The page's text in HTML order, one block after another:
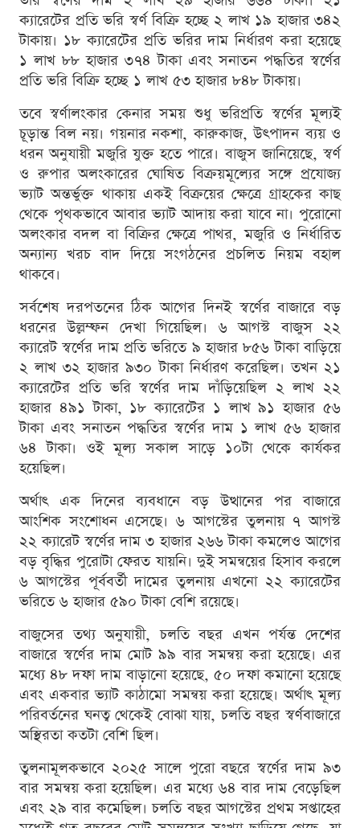
ক্যারেটের প্রতি ভরি স্বর্ণ বিক্রি হচ্ছে ২ লাখ ১৯ হাজার ৩৪২
টাকায়। ১৮ ক্যারেটের প্রতি ভরির দাম নির্ধারণ করা হয়েছে
১ লাখ ৮৮ হাজার ৩৭৪ টাকা এবং সনাতন পদ্ধতির স্বর্ণের
প্রতি ভরি বিক্রি হচ্ছে ১ লাখ ৫৩ হাজার ৮৪৮ টাকায়।
তবে স্বর্ণালংকার কেনার সময় শুধু ভরিপ্রতি স্বর্ণের মূল্যই
চূড়ান্ত বিল নয়। গয়নার নকশা, কারুকাজ, উৎপাদন ব্যয় ও
ধরন অনুযায়ী মজুরি যুক্ত হতে পারে। বাজুস জানিয়েছে, স্বর্ণ
ও রুপার অলংকারের ঘোষিত বিক্রয়মূল্যের সঙ্গে প্রযোজ্য
ভ্যাট অন্তর্ভুক্ত থাকায় একই বিক্রয়ের ক্ষেত্রে গ্রাহকের কাছ
থেকে পৃথকভাবে আবার ভ্যাট আদায় করা যাবে না। পুরোনো
অলংকার বদল বা বিক্রির ক্ষেত্রে পাথর, মজুরি ও নির্ধারিত
অন্যান্য খরচ বাদ দিয়ে সংগঠনের প্রচলিত নিয়ম বহাল
থাকবে।
সর্বশেষ দরপতনের ঠিক আগের দিনই স্বর্ণের বাজারে বড়
ধরনের উল্লম্ফন দেখা গিয়েছিল। ৬ আগস্ট বাজুস ২২
ক্যারেট স্বর্ণের দাম প্রতি ভরিতে ৯ হাজার ৮৫৬ টাকা বাড়িয়ে
২ লাখ ৩২ হাজার ৯৩০ টাকা নির্ধারণ করেছিল। তখন ২১
ক্যারেটের প্রতি ভরি স্বর্ণের দাম দাঁড়িয়েছিল ২ লাখ ২২
হাজার ৪৯১ টাকা, ১৮ ক্যারেটের ১ লাখ ৯১ হাজার ৫৬
টাকা এবং সনাতন পদ্ধতির স্বর্ণের দাম ১ লাখ ৫৬ হাজার
৬৪ টাকা। ওই মূল্য সকাল সাড়ে ১০টা থেকে কার্যকর
হয়েছিল।
অর্থাৎ এক দিনের ব্যবধানে বড় উত্থানের পর বাজারে
আংশিক সংশোধন এসেছে। ৬ আগস্টের তুলনায় ৭ আগস্ট
২২ ক্যারেট স্বর্ণের দাম ৩ হাজার ২৬৬ টাকা কমলেও আগের
বড় বৃদ্ধির পুরোটা ফেরত যায়নি। দুই সমন্বয়ের হিসাব করলে
৬ আগস্টের পূর্ববর্তী দামের তুলনায় এখনো ২২ ক্যারেটের
ভরিতে ৬ হাজার ৫৯০ টাকা বেশি রয়েছে।
বাজুসের তথ্য অনুযায়ী, চলতি বছর এখন পর্যন্ত দেশের
বাজারে স্বর্ণের দাম মোট ৯৯ বার সমন্বয় করা হয়েছে। এর
মধ্যে ৪৮ দফা দাম বাড়ানো হয়েছে, ৫০ দফা কমানো হয়েছে
এবং একবার ভ্যাট কাঠামো সমন্বয় করা হয়েছে। অর্থাৎ মূল্য
পরিবর্তনের ঘনত্ব থেকেই বোঝা যায়, চলতি বছর স্বর্ণবাজারে
অস্থিরতা কতটা বেশি ছিল।
তুলনামূলকভাবে ২০২৫ সালে পুরো বছরে স্বর্ণের দাম ৯৩
বার সমন্বয় করা হয়েছিল। এর মধ্যে ৬৪ বার দাম বেড়েছিল
এবং ২৯ বার কমেছিল। চলতি বছর আগস্টের প্রথম সপ্তাহের